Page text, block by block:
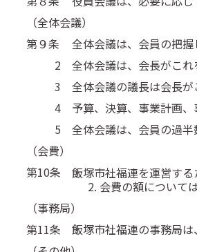
（全体会議）
第９条
全体会議は、会員の把
2
全体会議は、会長がこれ
3
全体会議の議長は会長が
4
予算、決算、事業計画
5
全体会議は、会員の過
（会費）
第10条
飯塚市社福連を運営す
会費の額について
（事務局）
第11条
飯塚市社福連の事務局